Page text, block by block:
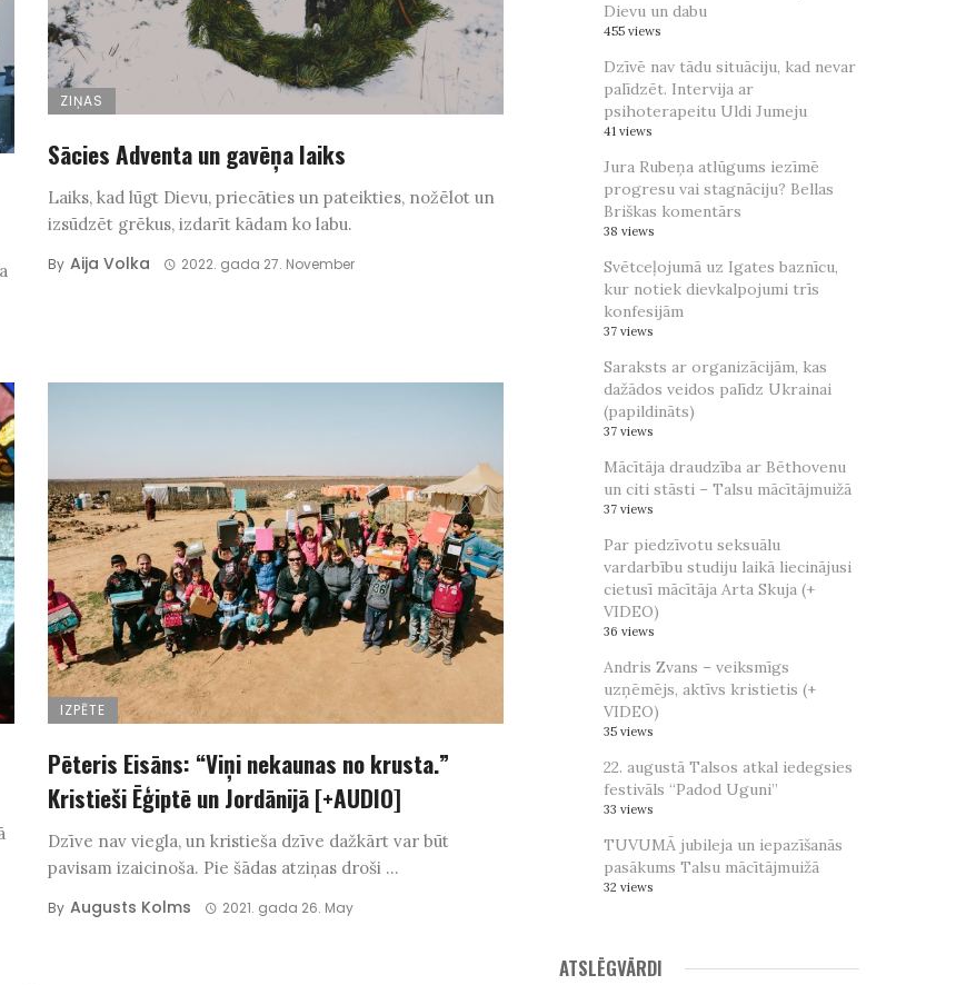
ZIŅAS
Sācies Adventa un gavēņa laiks
Laiks, kad lūgt Dievu, priecāties un pateikties, nožēlot un
izsūdzēt grēkus, izdarīt kādam ko labu.
By Aija Volka 2022. gada 27. November
IZPĒTE
Pēteris Eisāns: “Viņi nekaunas no krusta.”
Kristieši Ēģiptē un Jordānijā [+AUDIO]
Dzīve nav viegla, un kristieša dzīve dažkārt var būt
pavisam izaicinoša. Pie šādas atziņas droši ...
By Augusts Kolms 2021. gada 26. May
Dievu un dabu
455 views
Dzīvē nav tādu situāciju, kad nevar
palīdzēt. Intervija ar
psihoterapeitu Uldi Jumeju
41 views
Jura Rubeņa atlūgums iezīmē
progresu vai stagnāciju? Bellas
Briškas komentārs
38 views
Svētceļojumā uz Igates baznīcu,
kur notiek dievkalpojumi trīs
konfesijām
37 views
Saraksts ar organizācijām, kas
dažādos veidos palīdz Ukrainai
(papildināts)
37 views
Mācītāja draudzība ar Bēthovenu
un citi stāsti – Talsu mācītājmuižā
37 views
Par piedzīvotu seksuālu
vardarbību studiju laikā liecinājusi
cietusī mācītāja Arta Skuja (+
VIDEO)
36 views
Andris Zvans – veiksmīgs
uzņēmējs, aktīvs kristietis (+
VIDEO)
35 views
22. augustā Talsos atkal iedegsies
festivāls “Padod Uguni”
33 views
TUVUMĀ jubileja un iepazīšanās
pasākums Talsu mācītājmuižā
32 views
ATSLĒGVĀRDI